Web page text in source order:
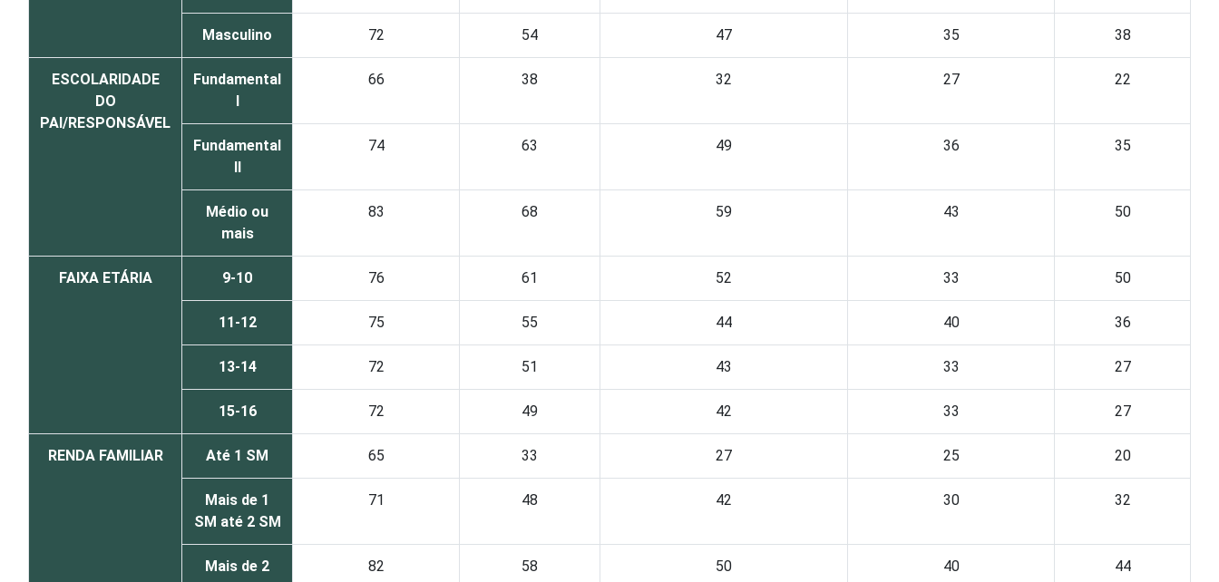
Masculino 72 54 47 35 38
ESCOLARIDADE
DO
PAI/RESPONSÁVEL
Fundamental
I
66 38 32 27 22
Fundamental
II
74 63 49 36 35
Médio ou
mais
83 68 59 43 50
FAIXA ETÁRIA 9-10 76 61 52 33 50
11-12 75 55 44 40 36
13-14 72 51 43 33 27
15-16 72 49 42 33 27
RENDA FAMILIAR Até 1 SM 65 33 27 25 20
Mais de 1
SM até 2 SM
71 48 42 30 32
Mais de 2
82 58 50 40 44